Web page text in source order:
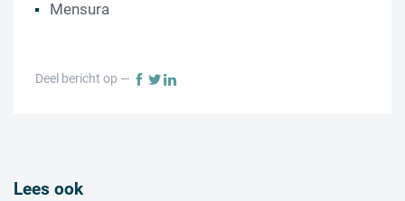
Mensura
Deel bericht op —
Lees ook